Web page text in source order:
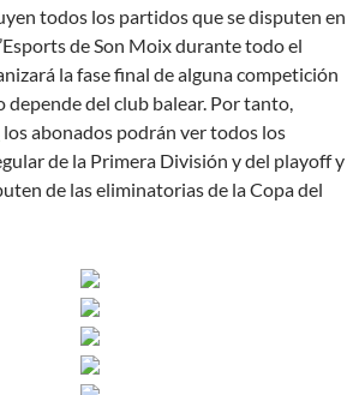
todos los partidos que se disputen en
de Son Moix durante todo el
la fase final de alguna competición
depende del club balear. Por tanto,
los abonados podrán ver todos los
de la Primera División y del playoff y
de las eliminatorias de la Copa del